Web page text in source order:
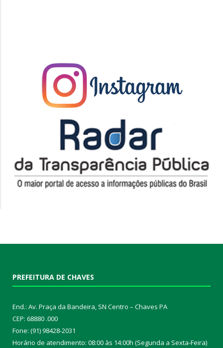
PREFEITURA DE CHAVES
End.: Av. Praça da Bandeira, SN Centro – Chaves PA
CEP: 68880 .000
Fone: (91) 98428-2031
Horário de atendimento: 08:00 às 14:00h (Segunda a Sexta-Feira)